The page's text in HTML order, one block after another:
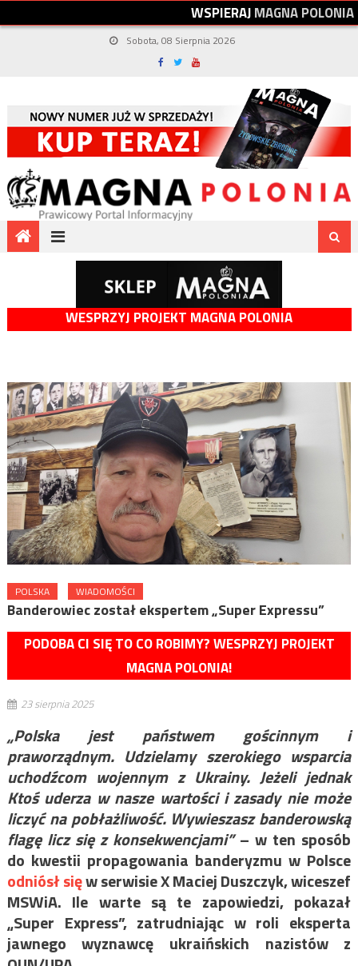
WSPIERAJMAGNAPOLONIA
Sobota, 08 Sierpnia 2026
WESPRZYJ PROJEKT MAGNA POLONIA
POLSKA WIADOMOŚCI
Banderowiec został ekspertem „Super Expressu”
PODOBA CI SIĘ TO CO ROBIMY? WESPRZYJ PROJEKT
MAGNA POLONIA!
23 sierpnia 2025
„Polska jest państwem gościnnym i
praworządnym. Udzielamy szerokiego wsparcia
uchodźcom wojennym z Ukrainy. Jeżeli jednak
Ktoś uderza w nasze wartości i zasady nie może
liczyć na pobłażliwość. Wywieszasz banderowską
flagę licz się z konsekwencjami”– w ten sposób
do kwestii propagowania banderyzmu w Polsce
odniósł sięw serwisie X Maciej Duszczyk, wiceszef
MSWiA. Ile warte są te zapowiedzi, pokazał
„Super Express”, zatrudniając w roli eksperta
jawnego wyznawcę ukraińskich nazistów z